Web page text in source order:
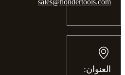
sales@hondertools.com
العنوان: